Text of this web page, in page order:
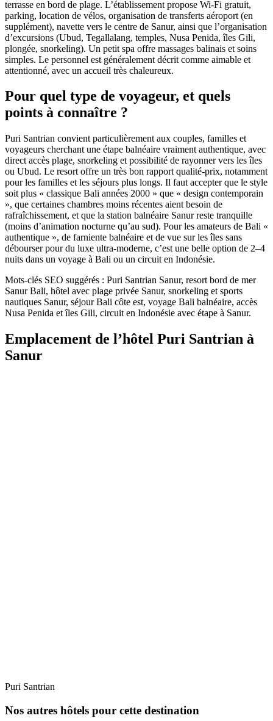
terrasse en bord de plage. L’établissement propose Wi‑Fi gratuit,
parking, location de vélos, organisation de transferts aéroport (en
supplément), navette vers le centre de Sanur, ainsi que l’organisation
d’excursions (Ubud, Tegallalang, temples, Nusa Penida, îles Gili,
plongée, snorkeling). Un petit spa offre massages balinais et soins
simples. Le personnel est généralement décrit comme aimable et
attentionné, avec un accueil très chaleureux.
Pour quel type de voyageur, et quels
points à connaître ?
Puri Santrian convient particulièrement aux couples, familles et
voyageurs cherchant une étape balnéaire vraiment authentique, avec
direct accès plage, snorkeling et possibilité de rayonner vers les îles
ou Ubud. Le resort offre un très bon rapport qualité‑prix, notamment
pour les familles et les séjours plus longs. Il faut accepter que le style
soit plus « classique Bali années 2000 » que « design contemporain
», que certaines chambres moins récentes aient besoin de
rafraîchissement, et que la station balnéaire Sanur reste tranquille
(moins d’animation nocturne qu’au sud). Pour les amateurs de Bali «
authentique », de farniente balnéaire et de vue sur les îles sans
débourser pour du luxe ultra‑moderne, c’est une belle option de 2–4
nuits dans un voyage à Bali ou un circuit en Indonésie.
Mots‑clés SEO suggérés : Puri Santrian Sanur, resort bord de mer
Sanur Bali, hôtel avec plage privée Sanur, snorkeling et sports
nautiques Sanur, séjour Bali côte est, voyage Bali balnéaire, accès
Nusa Penida et îles Gili, circuit en Indonésie avec étape à Sanur.
Emplacement de l’hôtel Puri Santrian à
Sanur
Puri Santrian
Nos autres hôtels pour cette destination